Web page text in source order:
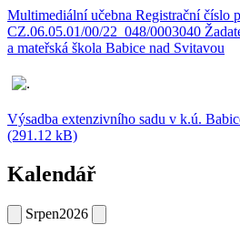
Multimediální učebna Registrační číslo
CZ.06.05.01/00/22_048/0003040
a mateřská škola Babice nad Svitavou
Výsadba extenzivního sadu v k.ú.
(291.12 kB)
Kalendář
Srpen2026